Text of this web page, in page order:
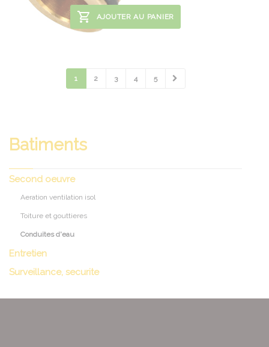
AJOUTER AU PANIER
1 2 3 4 5
Batiments
Second oeuvre
Aeration ventilation isol
Toiture et gouttieres
Conduites d'eau
Entretien
Surveillance, securite